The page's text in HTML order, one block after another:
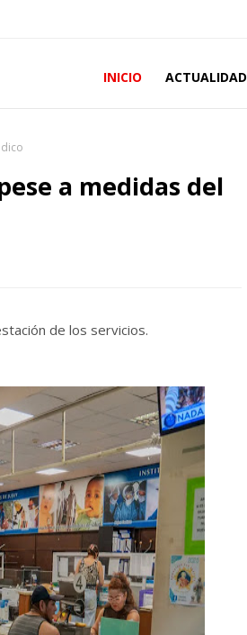
INICIO ACTUALIDAD
a medidas del
de los servicios.